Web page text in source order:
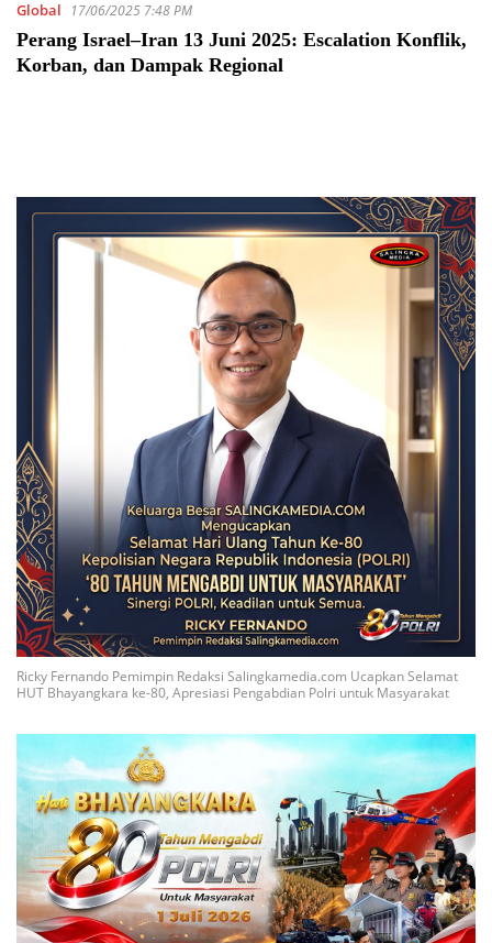
Global 17/06/2025 7:48 PM
Perang Israel–Iran 13 Juni 2025: Escalation Konflik,
Korban, dan Dampak Regional
Ricky Fernando Pemimpin Redaksi Salingkamedia.com Ucapkan Selamat
HUT Bhayangkara ke-80, Apresiasi Pengabdian Polri untuk Masyarakat